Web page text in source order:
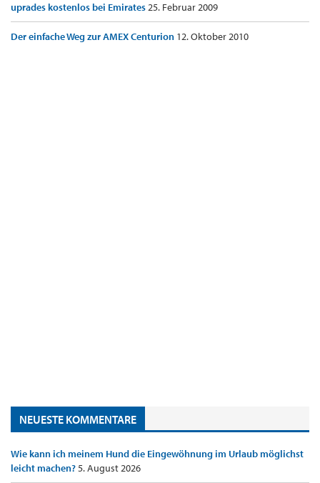
uprades kostenlos bei Emirates25. Februar 2009
Der einfache Weg zur AMEX Centurion 12. Oktober 2010
NEUESTE KOMMENTARE
Wie kann ich meinem Hund die Eingewöhnung im Urlaub möglichst
leicht machen?5. August 2026